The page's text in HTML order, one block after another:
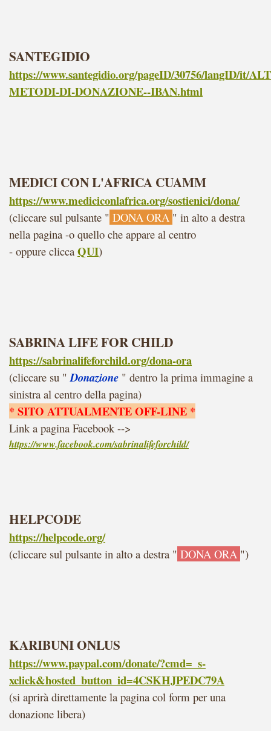
SANTEGIDIO
https://www.santegidio.org/pageID/30756/langID/it/
METODI-DI-DONAZIONE--IBAN.html
MEDICI CON L'AFRICA CUAMM
https://www.mediciconlafrica.org/sostienici/dona/
(cliccare sul pulsante " DONA ORA " in alto a destra
nella pagina -o quello che appare al centro
- oppure clicca QUI)
SABRINA LIFE FOR CHILD
https://sabrinalifeforchild.org/dona-ora
(cliccare su " Donazione " dentro la prima immagine a
sinistra al centro della pagina)
* SITO ATTUALMENTE OFF-LINE *
Link a pagina Facebook -->
https://www.facebook.com/sabrinalifeforchild/
HELPCODE
https://helpcode.org/
(cliccare sul pulsante in alto a destra " DONA ORA ")
KARIBUNI ONLUS
https://www.paypal.com/donate/?cmd=_s-
xclick&hosted_button_id=4CSKHJPEDC79A
(si aprirà direttamente la pagina col form per una
donazione libera)